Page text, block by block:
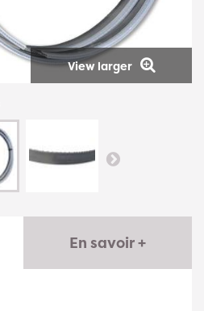
View larger
En savoir +